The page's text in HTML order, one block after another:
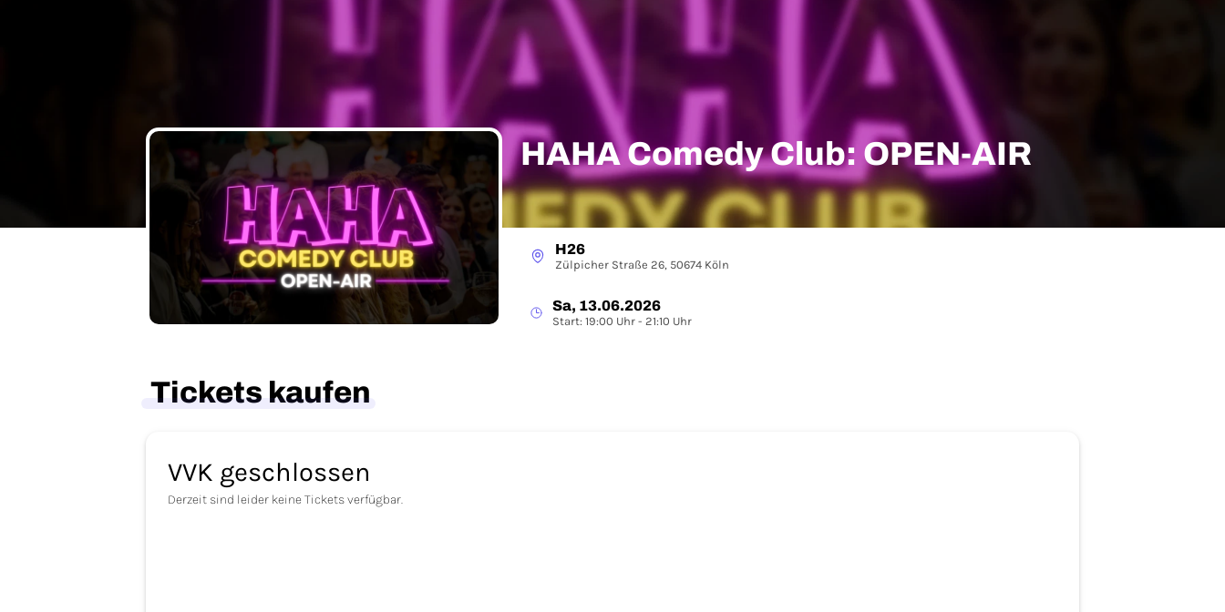
HAHA Comedy Club: OPEN-AIR
H26
Zülpicher Straße 26, 50674 Köln
Sa, 13.06.2026
Start: 19:00 Uhr - 21:10 Uhr
Tickets kaufen
VVK geschlossen
Derzeit sind leider keine Tickets verfügbar.